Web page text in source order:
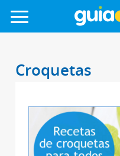
Croquetas